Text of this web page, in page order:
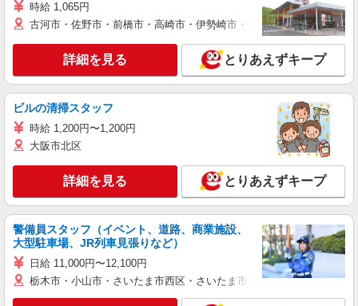
時給 1,065円
古河市・佐野市・前橋市・高崎市・伊勢崎市・太田市・館林市・藤
詳細を見る とりあえずキープ
ビルの清掃スタッフ
時給 1,200円〜1,200円
大阪市北区
詳細を見る とりあえずキープ
警備員スタッフ（イベント、道路、商業施設、
大型駐車場、JR列車見張りなど）
日給 11,000円〜12,100円
栃木市・小山市・さいたま市西区・さいたま市岩槻区・久喜市・蓮田